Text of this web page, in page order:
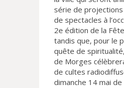
série de
de spectacles à
2e édition de la
tandis que, pour le
quête de
de Morges
de cultes
dimanche 14 mai